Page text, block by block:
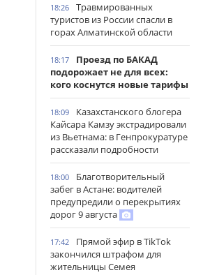
18:26
Травмированных
туристов из России спасли в
горах Алматинской области
18:17
Проезд по БАКАД
подорожает не для всех:
кого коснутся новые тарифы
18:09
Казахстанского блогера
Кайсара Камзу экстрадировали
из Вьетнама: в Генпрокуратуре
рассказали подробности
18:00
Благотворительный
забег в Астане: водителей
предупредили о перекрытиях
дорог 9 августа
17:42
Прямой эфир в TikTok
закончился штрафом для
жительницы Семея